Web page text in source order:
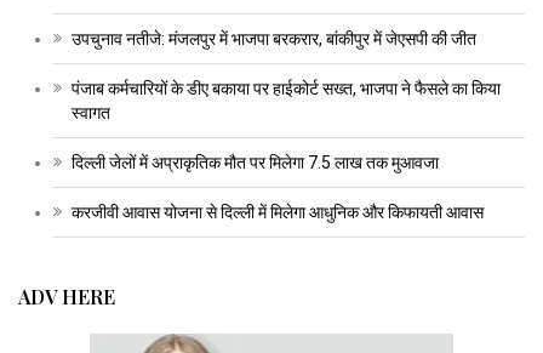
उपचुनाव नतीजे: मंजलपुर में भाजपा बरकरार, बांकीपुर में जेएसपी की जीत
पंजाब कर्मचारियों के डीए बकाया पर हाईकोर्ट सख्त, भाजपा ने फैसले का किया
स्वागत
दिल्ली जेलों में अप्राकृतिक मौत पर मिलेगा 7.5 लाख तक मुआवजा
करजीवी आवास योजना से दिल्ली में मिलेगा आधुनिक और किफायती आवास
ADV HERE